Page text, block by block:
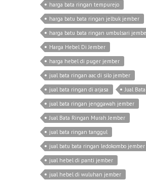
harga bata ringan tempurejo
harga batu bata ringan jelbuk jember
harga batu bata ringan umbulsari
Harga Hebel Di Jember
harga hebel di puger jember
jual bata ringan aac di silo jember
jual bata ringan di arjasa
Jual
jual bata ringan jenggawah jember
Jual Bata Ringan Murah Jember
jual bata ringan tanggul
jual batu bata ringan ledokombo jember
jual hebel di panti jember
jual hebel di wuluhan jember